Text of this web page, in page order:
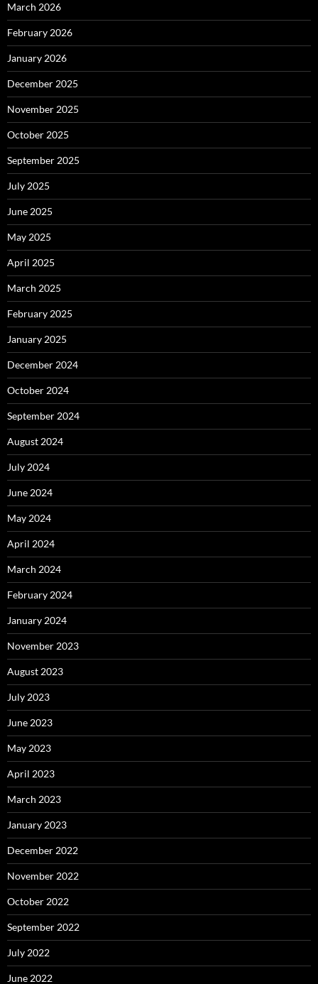
March 2026
February 2026
January 2026
December 2025
November 2025
October 2025
September 2025
July 2025
June 2025
May 2025
April 2025
March 2025
February 2025
January 2025
December 2024
October 2024
September 2024
August 2024
July 2024
June 2024
May 2024
April 2024
March 2024
February 2024
January 2024
November 2023
August 2023
July 2023
June 2023
May 2023
April 2023
March 2023
January 2023
December 2022
November 2022
October 2022
September 2022
July 2022
June 2022